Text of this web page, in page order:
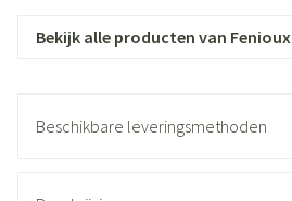
Bekijk alle producten van Fenioux
Beschikbare leveringsmethoden